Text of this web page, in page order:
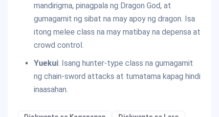
mandirigma, pinagpala ng Dragon God, at
gumagamit ng sibat na may apoy ng dragon. Isa
itong melee class na may matibay na depensa at
crowd control.
Yuekui: Isang hunter-type class na gumagamit
ng chain-sword attacks at tumatama kapag hindi
inaasahan.